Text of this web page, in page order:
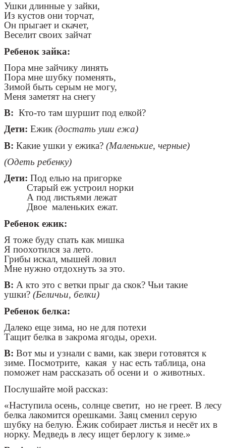
Ушки длинные у зайки,
Из кустов они торчат,
Он прыгает и скачет,
Веселит своих зайчат
Ребенок зайка:
Пора мне зайчику линять
Пора мне шубку поменять,
Зимой быть серым не могу,
Меня заметят на снегу
В: Кто-то там шуршит под елкой?
Дети: Ежик(достать уши ежа)
В: Какие ушки у ежика? (Маленькие, черные)
(Одеть ребенку)
Дети: Под елью на пригорке
Старый еж устроил норки
А под листьями лежат
Двое маленьких ежат.
Ребенок ежик:
Я тоже буду спать как мишка
Я поохотился за лето.
Грибы искал, мышей ловил
Мне нужно отдохнуть за это.
В: А кто это с ветки прыг да скок? Чьи такие
ушки? (Беличьи, белки)
Ребенок белка:
Далеко еще зима, но не для потехи
Тащит белка в закрома ягоды, орехи.
В: Вот мы и узнали с вами, как звери готовятся к
зиме. Посмотрите, какая у нас есть таблица, она
поможет нам рассказать об осени и о животных.
Послушайте мой рассказ:
«Наступила осень, солнце светит, но не греет. В лесу
белка лакомится орешками. Заяц сменил серую
шубку на белую. Ёжик собирает листья и несёт их в
норку. Медведь в лесу ищет берлогу к зиме.»